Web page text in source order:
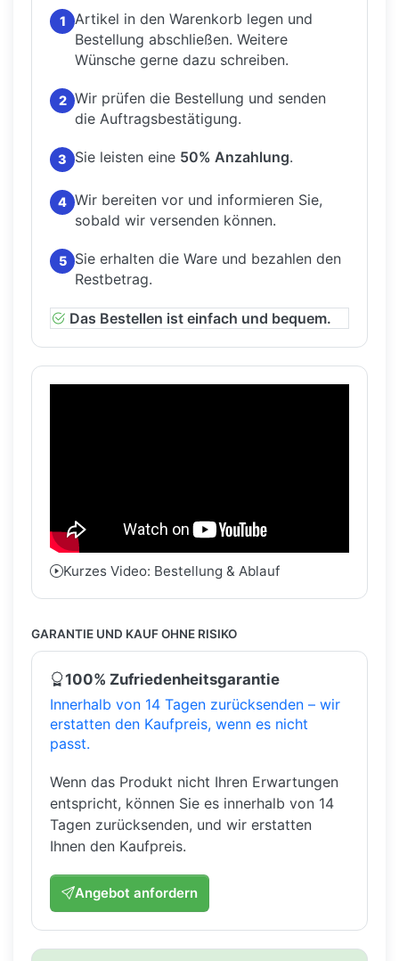
1
Artikel in den Warenkorb legen und
Bestellung abschließen. Weitere
Wünsche gerne dazu schreiben.
2 Wir prüfen die Bestellung und senden
die Auftragsbestätigung.
3 Sie leisten eine 50% Anzahlung.
4 Wir bereiten vor und informieren Sie,
sobald wir versenden können.
5
Sie erhalten die Ware und bezahlen den
Restbetrag.
Das Bestellen ist einfach und bequem.
Kurzes Video: Bestellung & Ablauf
GARANTIE UND KAUF OHNE RISIKO
100% Zufriedenheitsgarantie
Innerhalb von 14 Tagen zurücksenden – wir
erstatten den Kaufpreis, wenn es nicht
passt.
Wenn das Produkt nicht Ihren Erwartungen
entspricht, können Sie es innerhalb von 14
Tagen zurücksenden, und wir erstatten
Ihnen den Kaufpreis.
Angebot anfordern